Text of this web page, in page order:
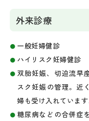
外来診療
一般妊婦健診
ハイリスク妊婦健診
双胎妊娠、切迫流早
スク妊娠の管理。近
婦も受け入れています
糖尿病などの合併症